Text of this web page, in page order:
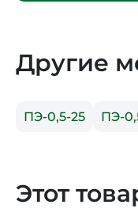
Другие
ПЭ-0,5-25 ПЭ-
Этот